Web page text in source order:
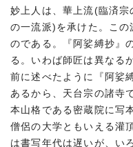
妙上人は、華上流(臨済
の一流派)を承けた。こ
のである。『阿娑縛抄』
る。いわば師匠は異なる
前に述べたように『阿娑
あるから、天台宗の諸寺
本山格である密蔵院に写
僧侶の大学ともいえる灌
は書写年代は遅いが、い